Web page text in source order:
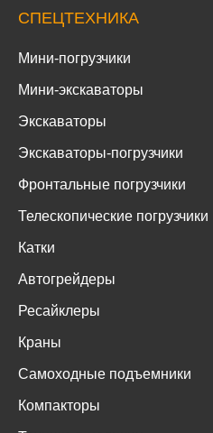
СПЕЦТЕХНИКА
Мини-погрузчики
Мини-экскаваторы
Экскаваторы
Экскаваторы-погрузчики
Фронтальные погрузчики
Телескопические погрузчики
Катки
Автогрейдеры
Ресайклеры
Краны
Самоходные подъемники
Компакторы